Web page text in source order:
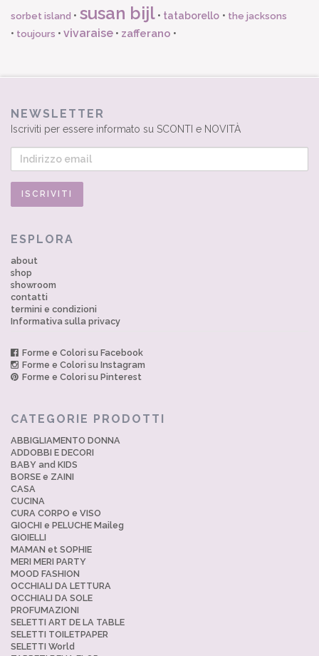
sorbet island • susan bijl• tataborello • the jacksons
• toujours • vivaraise • zafferano •
NEWSLETTER
Iscriviti per essere informato su SCONTI e NOVITÀ
ESPLORA
about
shop
showroom
contatti
termini e condizioni
Informativa sulla privacy
Forme e Colori su Facebook
Forme e Colori su Instagram
Forme e Colori su Pinterest
CATEGORIE PRODOTTI
ABBIGLIAMENTO DONNA
ADDOBBI E DECORI
BABY and KIDS
BORSE e ZAINI
CASA
CUCINA
CURA CORPO e VISO
GIOCHI e PELUCHE Maileg
GIOIELLI
MAMAN et SOPHIE
MERI MERI PARTY
MOOD FASHION
OCCHIALI DA LETTURA
OCCHIALI DA SOLE
PROFUMAZIONI
SELETTI ART DE LA TABLE
SELETTI TOILETPAPER
SELETTI World